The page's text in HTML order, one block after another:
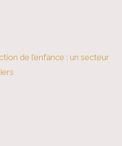
de l’enfance : un secteur